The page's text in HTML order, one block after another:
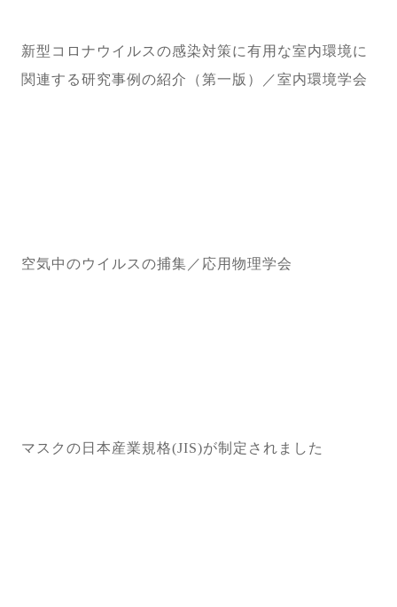
新型コロナウイルスの感染対策に有用な室内環境に
関連する研究事例の紹介（第一版）／室内環境学会
空気中のウイルスの捕集／応用物理学会
マスクの日本産業規格(JIS)が制定されました